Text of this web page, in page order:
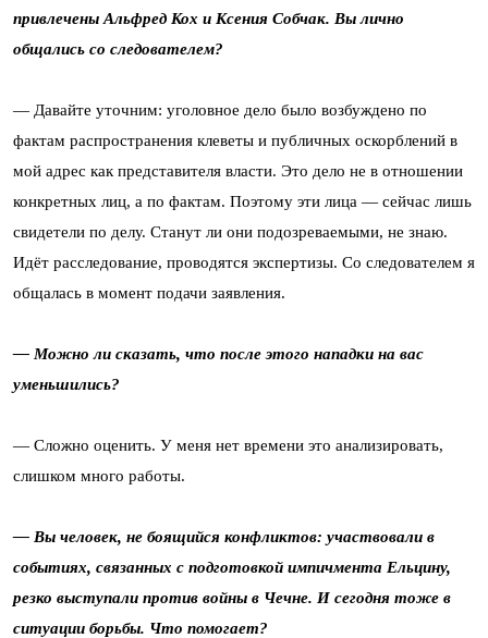
привлечены Альфред Кох и Ксения Собчак. Вы лично
общались со следователем?
— Давайте уточним: уголовное дело было возбуждено по
фактам распространения клеветы и публичных оскорблений в
мой адрес как представителя власти. Это дело не в отношении
конкретных лиц, а по фактам. Поэтому эти лица — сейчас лишь
свидетели по делу. Станут ли они подозреваемыми, не знаю.
Идёт расследование, проводятся экспертизы. Со следователем я
общалась в момент подачи заявления.
— Можно ли сказать, что после этого нападки на вас
уменьшились?
— Сложно оценить. У меня нет времени это анализировать,
слишком много работы.
— Вы человек, не боящийся конфликтов: участвовали в
событиях, связанных с подготовкой импичмента Ельцину,
резко выступали против войны в Чечне. И сегодня тоже в
ситуации борьбы. Что помогает?